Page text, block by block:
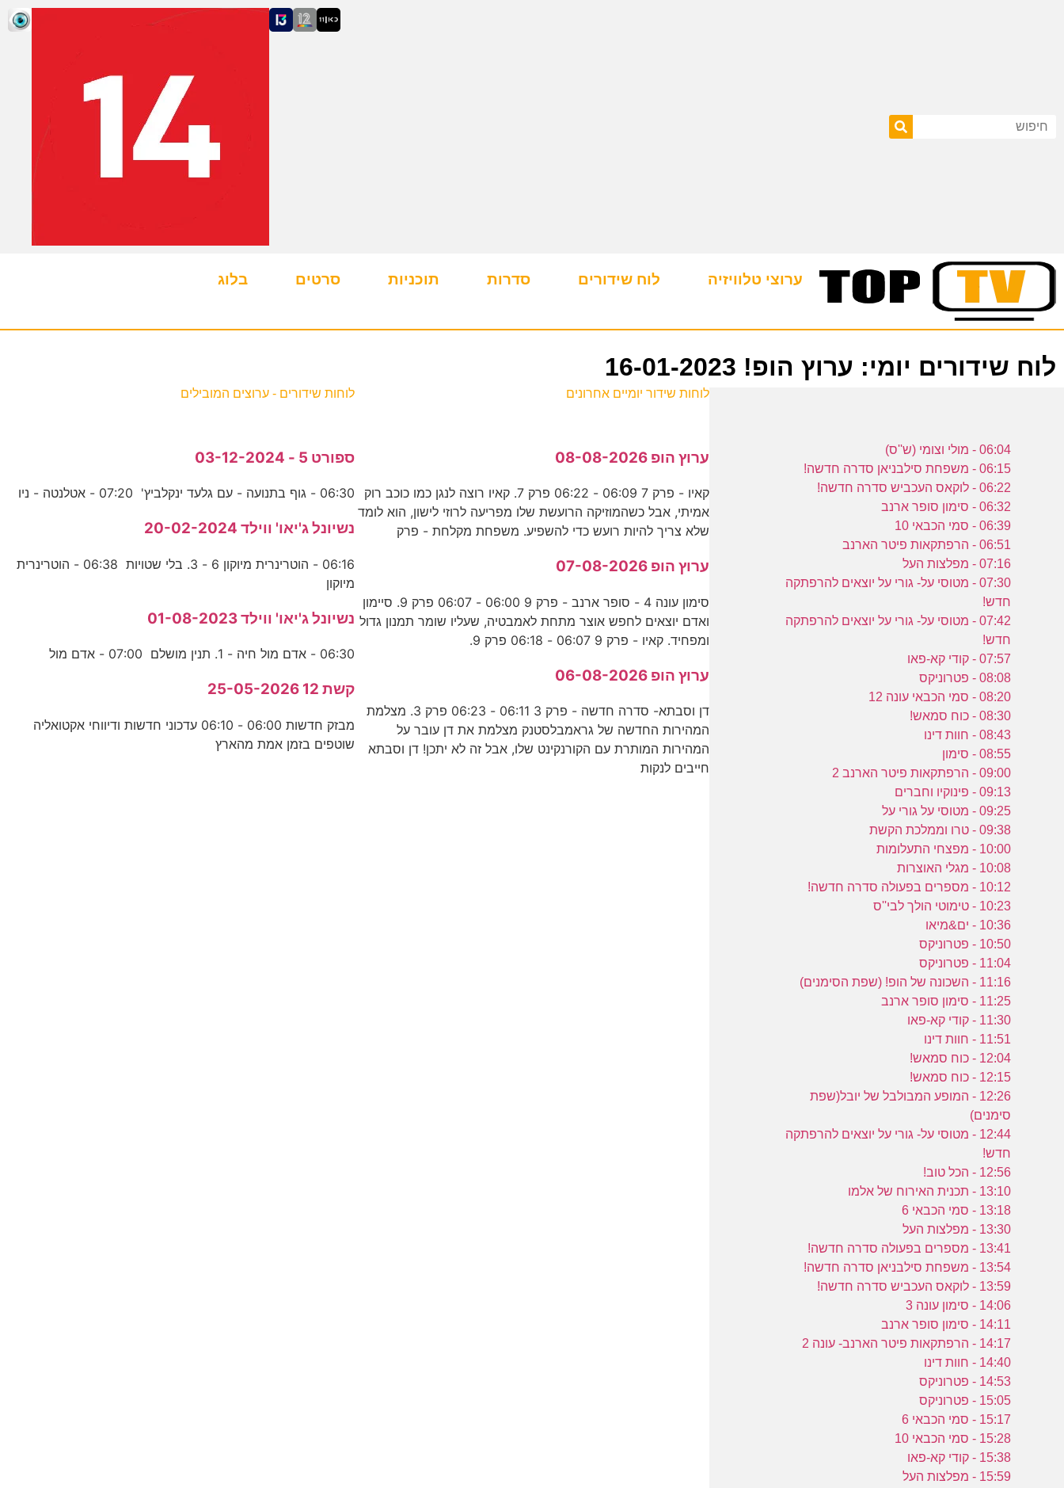
ערוצי טלוויזיה לוח שידורים סדרות תוכניות סרטים בלוג
לוח שידורים יומי: ערוץ הופ! 16-01-2023
06:04 - מולי וצומי (ש''ס)
06:15 - משפחת סילבניאן סדרה חדשה!
06:22 - לוקאס העכביש סדרה חדשה!
06:32 - סימון סופר ארנב
06:39 - סמי הכבאי 10
06:51 - הרפתקאות פיטר הארנב
07:16 - מפלצות העל
07:30 - מטוסי על- גורי על יוצאים להרפתקה
חדש!
07:42 - מטוסי על- גורי על יוצאים להרפתקה
חדש!
07:57 - קודי קא-פאו
08:08 - פטרוניקס
08:20 - סמי הכבאי עונה 12
08:30 - כוח סמאש!
08:43 - חוות דינו
08:55 - סימון
09:00 - הרפתקאות פיטר הארנב 2
09:13 - פינוקיו וחברים
09:25 - מטוסי על גורי על
09:38 - טרו וממלכת הקשת
10:00 - מפצחי התעלומות
10:08 - מגלי האוצרות
10:12 - מספרים בפעולה סדרה חדשה!
10:23 - טימוטי הולך לבי''ס
10:36 - ים&מיאו
10:50 - פטרוניקס
11:04 - פטרוניקס
11:16 - השכונה של הופ! (שפת הסימנים)
11:25 - סימון סופר ארנב
11:30 - קודי קא-פאו
11:51 - חוות דינו
12:04 - כוח סמאש!
12:15 - כוח סמאש!
12:26 - המופע המבולבל של יובל(שפת
סימנים)
12:44 - מטוסי על- גורי על יוצאים להרפתקה
חדש!
12:56 - הכל טוב!
13:10 - תכנית האירוח של אלמו
13:18 - סמי הכבאי 6
13:30 - מפלצות העל
13:41 - מספרים בפעולה סדרה חדשה!
13:54 - משפחת סילבניאן סדרה חדשה!
13:59 - לוקאס העכביש סדרה חדשה!
14:06 - סימון עונה 3
14:11 - סימון סופר ארנב
14:17 - הרפתקאות פיטר הארנב- עונה 2
14:40 - חוות דינו
14:53 - פטרוניקס
15:05 - פטרוניקס
15:17 - סמי הכבאי 6
15:28 - סמי הכבאי 10
15:38 - קודי קא-פאו
15:59 - מפלצות העל
לוחות שידור יומיים אחרונים
ערוץ הופ 08-08-2026
קאיו - פרק 7 06:09 - 06:22 פרק 7. קאיו רוצה לנגן כמו כוכב רוק
אמיתי, אבל כשהמוזיקה הרועשת שלו מפריעה לרוזי לישון, הוא לומד
שלא צריך להיות רועש כדי להשפיע. משפחת מקלחת - פרק
ערוץ הופ 07-08-2026
סימון עונה 4 - סופר ארנב - פרק 9 06:00 - 06:07 פרק 9. סיימון
ואדם יוצאים לחפש אוצר מתחת לאמבטיה, שעליו שומר תמנון גדול
ומפחיד. קאיו - פרק 9 06:07 - 06:18 פרק 9.
ערוץ הופ 06-08-2026
דן וסבתא- סדרה חדשה - פרק 3 06:11 - 06:23 פרק 3. מצלמת
המהירות החדשה של גראמבלסטנק מצלמת את דן עובר על
המהירות המותרת עם הקורנקינט שלו, אבל זה לא יתכן! דן וסבתא
חייבים לנקות
לוחות שידורים - ערוצים המובילים
ספורט 5 - 03-12-2024
06:30 - גוף בתנועה - עם גלעד ינקלביץ' 07:20 - אטלנטה - ניו
נשיונל ג'יאו' ווילד 20-02-2024
06:16 - הוטרינרית מיוקון 6 - 3. בלי שטויות 06:38 - הוטרינרית
מיוקון
נשיונל ג'יאו' ווילד 01-08-2023
06:30 - אדם מול חיה - 1. תנין מושלם 07:00 - אדם מול
קשת 12 25-05-2026
מבזק חדשות 06:00 - 06:10 עדכוני חדשות ודיווחי אקטואליה
שוטפים בזמן אמת מהארץ